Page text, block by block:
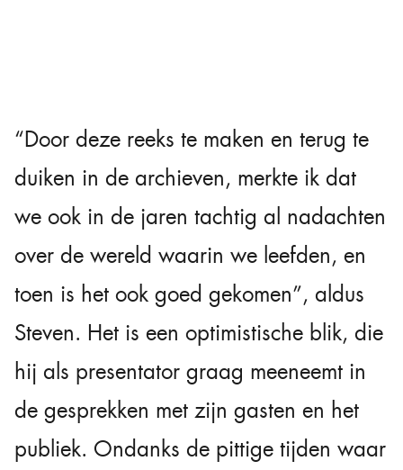
“Door deze reeks te maken en terug te
duiken in de archieven, merkte ik dat
we ook in de jaren tachtig al nadachten
over de wereld waarin we leefden, en
toen is het ook goed gekomen”, aldus
Steven. Het is een optimistische blik, die
hij als presentator graag meeneemt in
de gesprekken met zijn gasten en het
publiek. Ondanks de pittige tijden waar